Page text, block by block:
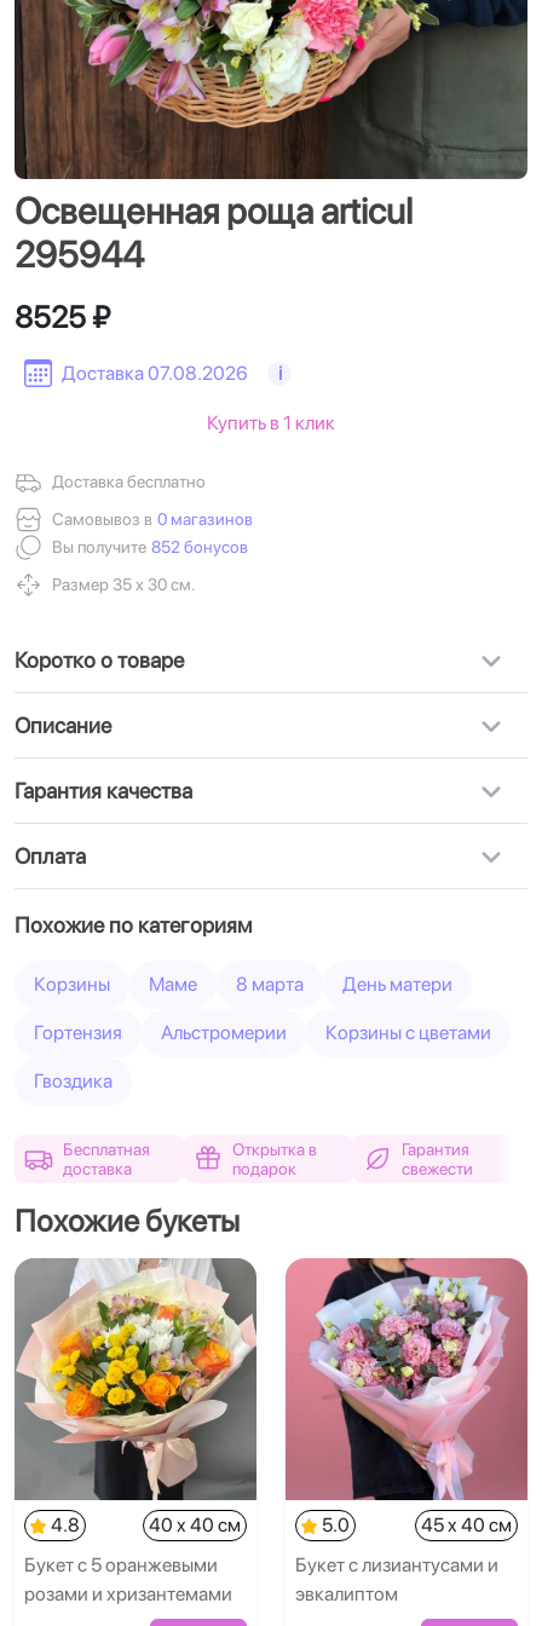
Освещенная роща articul
295944
Доставка 07.08.2026 i
8525 ₽
Доставка бесплатно
Самовывоз в 0 магазинов
Вы получите 852 бонусов
Размер 35 х 30 см.
Купить в 1 клик
Коротко о товаре
Описание
Гарантия качества
Оплата
Похожие по категориям
Корзины Маме 8 марта День матери
Гортензия Альстромерии Корзины с цветами
Гвоздика
Бесплатная
доставка
Открытка в
подарок
Гарантия
свежести
Похожие букеты
4.8
40 x 40 см
Букет с 5 оранжевыми
розами и хризантемами
5.0
45 x 40 см
Букет с лизиантусами и
эвкалиптом